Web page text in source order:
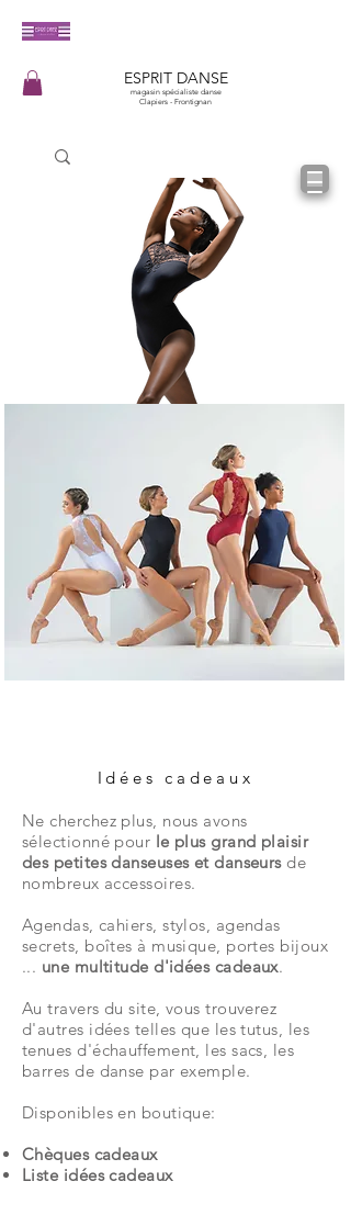
​ESPRIT DANSE
magasin spécialiste danse
Clapiers - Frontignan
Idées cadeaux
Ne cherchez plus, nous avons
sélectionné pour le plus grand plaisir
des petites danseuses et danseursde
nombreux accessoires.
Agendas, cahiers, stylos, agendas
secrets, boîtes à musique, portes bijoux
... une multitude d'idées cadeaux.
Au travers du site, vous trouverez
d'autres idées telles que les tutus, les
tenues d'échauffement, les sacs, les
barres de danse par exemple.
Disponibles en boutique:
Chèques cadeaux
Liste idées cadeaux